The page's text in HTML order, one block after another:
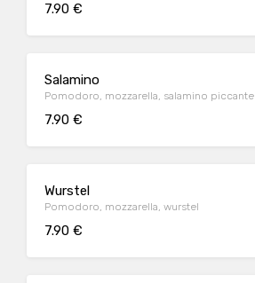
7.90 €
Salamino
Pomodoro, mozzarella, salamino piccante
7.90 €
Wurstel
Pomodoro, mozzarella, wurstel
7.90 €